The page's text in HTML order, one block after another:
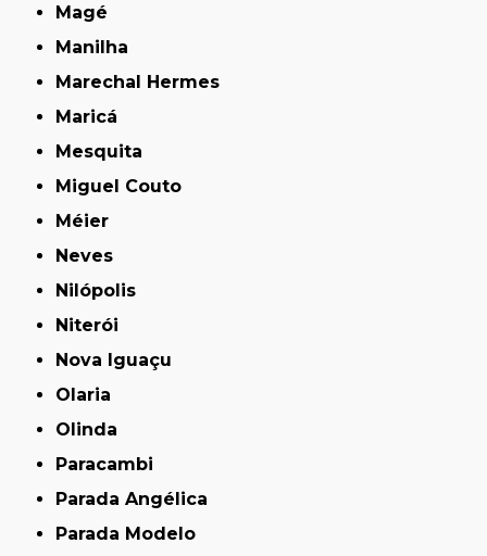
Magé
Manilha
Marechal Hermes
Maricá
Mesquita
Miguel Couto
Méier
Neves
Nilópolis
Niterói
Nova Iguaçu
Olaria
Olinda
Paracambi
Parada Angélica
Parada Modelo